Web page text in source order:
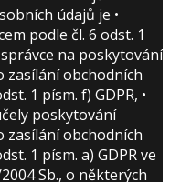
údajů je •
podle čl. 6 odst. 1
správce na poskytování
obchodních
1 písm. f) GDPR, •
poskytování
obchodních
1 písm. a) GDPR ve
Sb., o některých